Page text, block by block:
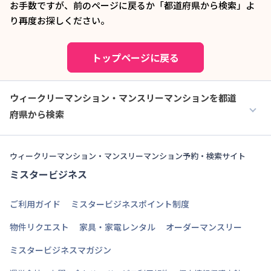
お手数ですが、前のページに戻るか「都道府県から検索」よ
り再度お探しください。
トップページに戻る
ウィークリーマンション・マンスリーマンションを都道
府県から検索
ウィークリーマンション・マンスリーマンション予約・検索サイト
ミスタービジネス
ご利用ガイド
ミスタービジネスポイント制度
物件リクエスト
家具・家電レンタル
オーダーマンスリー
ミスタービジネスマガジン